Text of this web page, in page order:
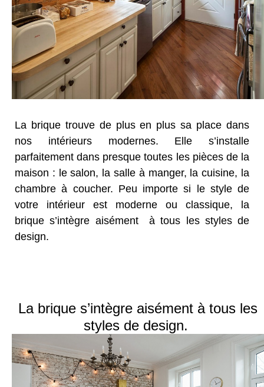
La brique trouve de plus en plus sa place dans
nos intérieurs modernes. Elle s’installe
parfaitement dans presque toutes les pièces de la
maison : le salon, la salle à manger, la cuisine, la
chambre à coucher. Peu importe si le style de
votre intérieur est moderne ou classique, la
brique s’intègre aisément à tous les styles de
design.
La brique s’intègre aisément à tous les
styles de design.